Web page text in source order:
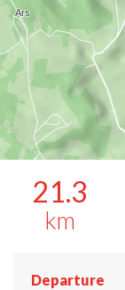
21.3
km
Departure